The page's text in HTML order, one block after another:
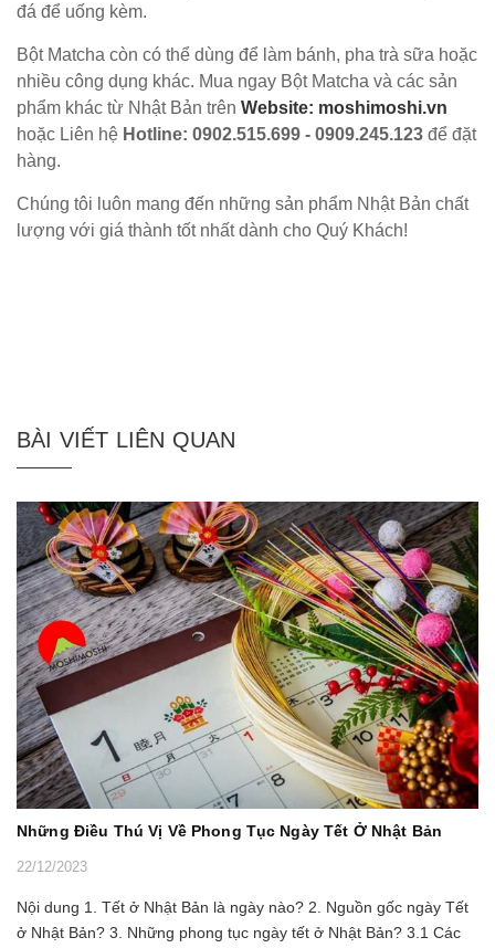
đá để uống kèm.
Bột Matcha còn có thể dùng để làm bánh, pha trà sữa hoặc
nhiều công dụng khác. Mua ngay Bột Matcha và các sản
phẩm khác từ Nhật Bản trên Website: moshimoshi.vn
hoặc Liên hệ Hotline: 0902.515.699 - 0909.245.123 để đặt
hàng.
Chúng tôi luôn mang đến những sản phẩm Nhật Bản chất
lượng với giá thành tốt nhất dành cho Quý Khách!
BÀI VIẾT LIÊN QUAN
Những Điều Thú Vị Về Phong Tục Ngày Tết Ở Nhật Bản
22/12/2023
Nội dung 1. Tết ở Nhật Bản là ngày nào? 2. Nguồn gốc ngày Tết
ở Nhật Bản? 3. Những phong tục ngày tết ở Nhật Bản? 3.1 Các